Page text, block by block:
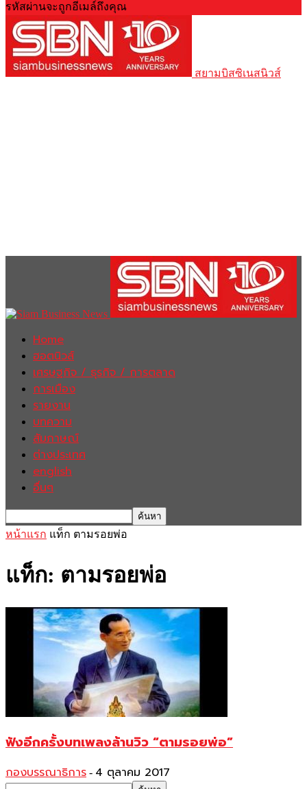
รหัสผ่านจะถูกอีเมล์ถึงคุณ
สยามบิสซิเนสนิวส์
Home
ฮอตนิวส์
เศรษฐกิจ / ธุรกิจ / การตลาด
การเมือง
รายงาน
บทความ
สัมภาษณ์
ต่างประเทศ
english
อื่นๆ
หน้าแรก แท็ก ตามรอยพ่อ
แท็ก: ตามรอยพ่อ
ฟังอีกครั้งบทเพลงล้านวิว “ตามรอยพ่อ”
กองบรรณาธิการ - 4 ตุลาคม 2017